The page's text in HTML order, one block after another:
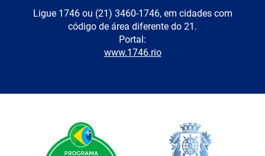
Ligue 1746 ou (21) 3460-1746, em cidades com
código de área diferente do 21.
Portal:
www.1746.rio